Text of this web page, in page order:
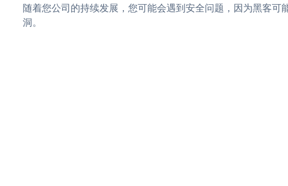
随着您公司的持续发展，您可能会遇到安全问题，因为黑客可
洞。